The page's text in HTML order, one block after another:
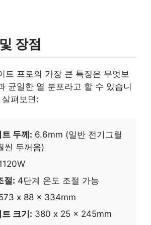
장점
트 프로의 가장 큰 특징은 무엇보
균일한 열 분포라고 할 수 있습니
펴보면:
두께: 6.6mm (일반 전기그릴
씬 두꺼움)
절: 4단계 온도 조절 가능
x 88 x 334mm
크기: 380 x 25 x 245mm